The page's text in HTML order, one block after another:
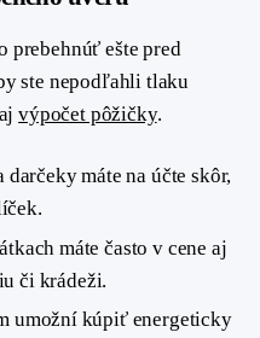
prebehnúť ešte pred
ste nepodľahli tlaku
výpočet pôžičky.
darčeky máte na účte skôr,
máte často v cene aj
či krádeži.
umožní kúpiť energeticky